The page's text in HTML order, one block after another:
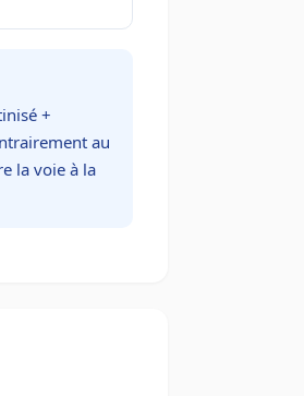
+
au
la voie à la